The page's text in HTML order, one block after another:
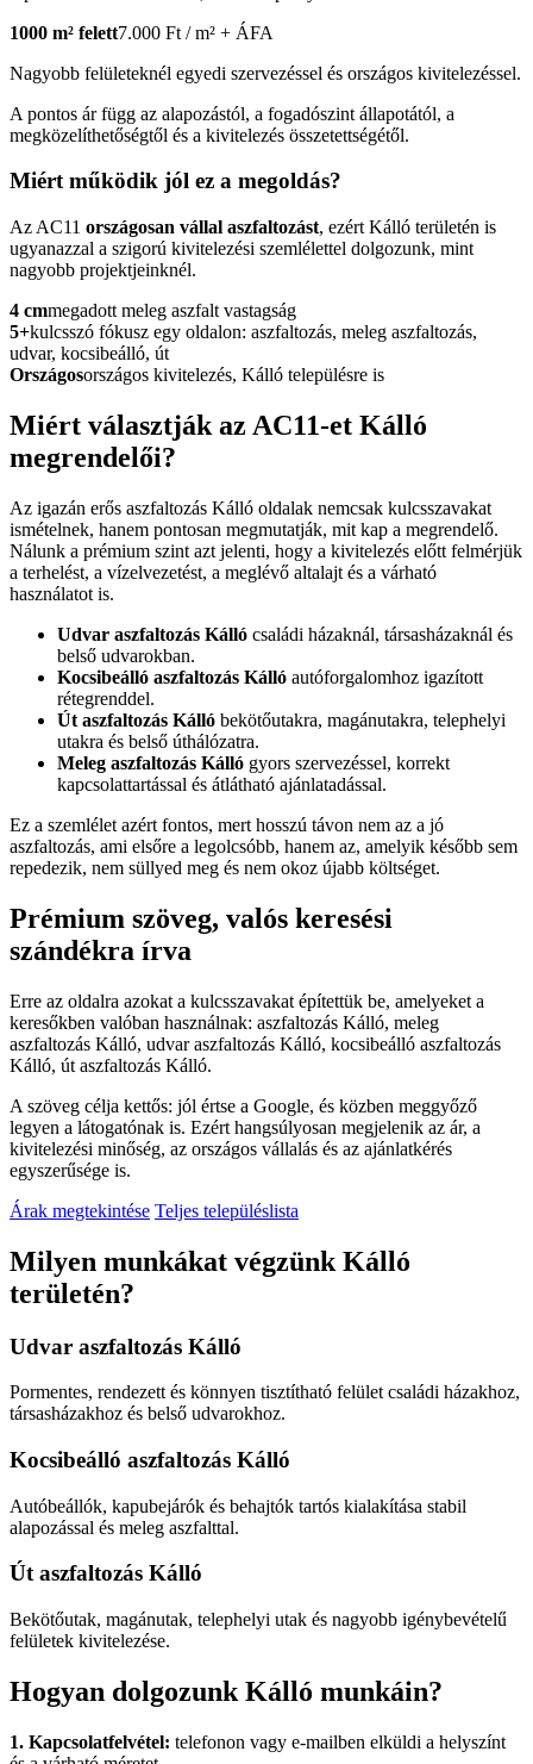
1000 m² felett7.000 Ft / m² + ÁFA
Nagyobb felületeknél egyedi szervezéssel és országos kivitelezéssel.
A pontos ár függ az alapozástól, a fogadószint állapotától, a
megközelíthetőségtől és a kivitelezés összetettségétől.
Miért működik jól ez a megoldás?
Az AC11 országosan vállal aszfaltozást, ezért Kálló területén is
ugyanazzal a szigorú kivitelezési szemlélettel dolgozunk, mint
nagyobb projektjeinknél.
4 cmmegadott meleg aszfalt vastagság
5+kulcsszó fókusz egy oldalon: aszfaltozás, meleg aszfaltozás,
udvar, kocsibeálló, út
Országosországos kivitelezés, Kálló településre is
Miért választják az AC11-et Kálló
megrendelői?
Az igazán erős aszfaltozás Kálló oldalak nemcsak kulcsszavakat
ismételnek, hanem pontosan megmutatják, mit kap a megrendelő.
Nálunk a prémium szint azt jelenti, hogy a kivitelezés előtt felmérjük
a terhelést, a vízelvezetést, a meglévő altalajt és a várható
használatot is.
Udvar aszfaltozás Kálló családi házaknál, társasházaknál és
belső udvarokban.
Kocsibeálló aszfaltozás Kálló autóforgalomhoz igazított
rétegrenddel.
Út aszfaltozás Kálló bekötőutakra, magánutakra, telephelyi
utakra és belső úthálózatra.
Meleg aszfaltozás Kálló gyors szervezéssel, korrekt
kapcsolattartással és átlátható ajánlatadással.
Ez a szemlélet azért fontos, mert hosszú távon nem az a jó
aszfaltozás, ami elsőre a legolcsóbb, hanem az, amelyik később sem
repedezik, nem süllyed meg és nem okoz újabb költséget.
Prémium szöveg, valós keresési
szándékra írva
Erre az oldalra azokat a kulcsszavakat építettük be, amelyeket a
keresőkben valóban használnak: aszfaltozás Kálló, meleg
aszfaltozás Kálló, udvar aszfaltozás Kálló, kocsibeálló aszfaltozás
Kálló, út aszfaltozás Kálló.
A szöveg célja kettős: jól értse a Google, és közben meggyőző
legyen a látogatónak is. Ezért hangsúlyosan megjelenik az ár, a
kivitelezési minőség, az országos vállalás és az ajánlatkérés
egyszerűsége is.
Árak megtekintése Teljes településlista
Milyen munkákat végzünk Kálló
területén?
Udvar aszfaltozás Kálló
Pormentes, rendezett és könnyen tisztítható felület családi házakhoz,
társasházakhoz és belső udvarokhoz.
Kocsibeálló aszfaltozás Kálló
Autóbeállók, kapubejárók és behajtók tartós kialakítása stabil
alapozással és meleg aszfalttal.
Út aszfaltozás Kálló
Bekötőutak, magánutak, telephelyi utak és nagyobb igénybevételű
felületek kivitelezése.
Hogyan dolgozunk Kálló munkáin?
1. Kapcsolatfelvétel: telefonon vagy e-mailben elküldi a helyszínt